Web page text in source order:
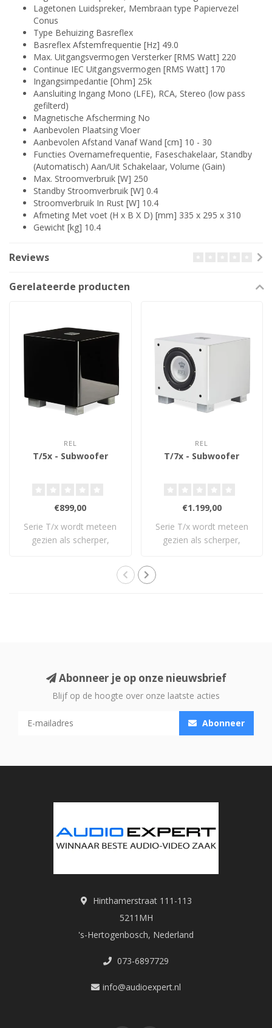
Lagetonen Luidspreker, Membraan type Papiervezel
Conus
Type Behuizing Basreflex
Basreflex Afstemfrequentie [Hz] 49.0
Max. Uitgangsvermogen Versterker [RMS Watt] 220
Continue IEC Uitgangsvermogen [RMS Watt] 170
Ingangsimpedantie [Ohm] 25k
Aansluiting Ingang Mono (LFE), RCA, Stereo (low pass
gefilterd)
Magnetische Afscherming No
Aanbevolen Plaatsing Vloer
Aanbevolen Afstand Vanaf Wand [cm] 10 - 30
Functies Overnamefrequentie, Faseschakelaar, Standby
(Automatisch) Aan/Uit Schakelaar, Volume (Gain)
Max. Stroomverbruik [W] 250
Standby Stroomverbruik [W] 0.4
Stroomverbruik In Rust [W] 10.4
Afmeting Met voet (H x B X D) [mm] 335 x 295 x 310
Gewicht [kg] 10.4
Reviews
Gerelateerde producten
REL
T/5x - Subwoofer
€899,00
Serie T/x wordt meteen
gezien als scherper,
REL
T/7x - Subwoofer
€1.199,00
Serie T/x wordt meteen
gezien als scherper,
Abonneer je op onze nieuwsbrief
Blijf op de hoogte over onze laatste acties
Abonneer
Hinthamerstraat 111-113
5211MH
's-Hertogenbosch, Nederland
073-6897729
info@audioexpert.nl